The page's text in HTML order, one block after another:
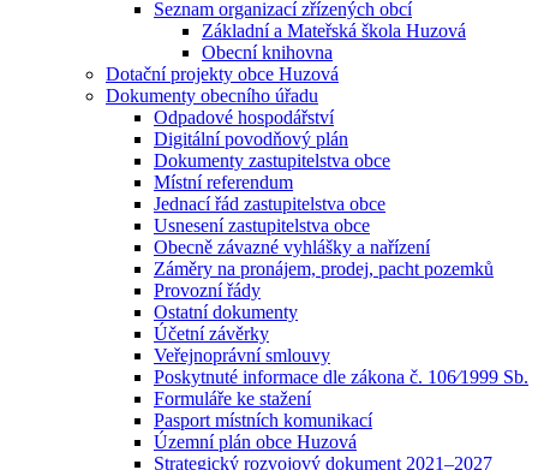
Seznam organizací zřízených obcí
Základní a Mateřská škola Huzová
Obecní knihovna
Dotační projekty obce Huzová
Dokumenty obecního úřadu
Odpadové hospodářství
Digitální povodňový plán
Dokumenty zastupitelstva obce
Místní referendum
Jednací řád zastupitelstva obce
Usnesení zastupitelstva obce
Obecně závazné vyhlášky a nařízení
Záměry na pronájem, prodej, pacht pozemků
Provozní řády
Ostatní dokumenty
Účetní závěrky
Veřejnoprávní smlouvy
Poskytnuté informace dle zákona č. 106⁄1999 Sb.
Formuláře ke stažení
Pasport místních komunikací
Územní plán obce Huzová
Strategický rozvojový dokument 2021–2027